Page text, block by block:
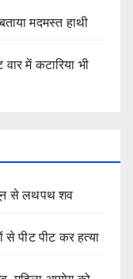
मदमस्त हाथी
में कटारिया भी
से लथपथ शव
से पीट पीट कर हत्या